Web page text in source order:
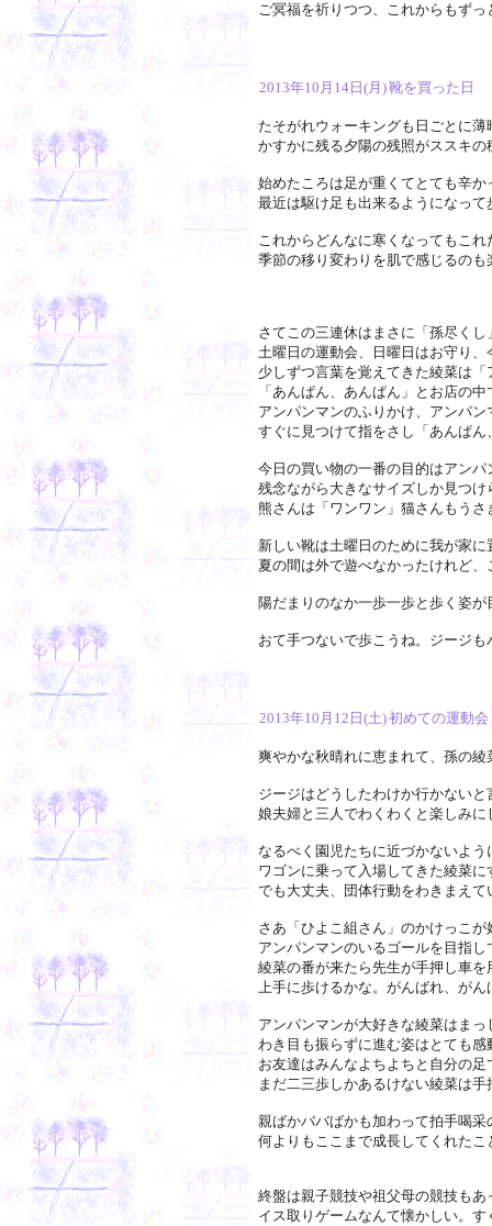
ご冥福を祈りつつ、これからもず
2013年10月14日(月)靴を買った日
たそがれウォーキングも日ごとに
かすかに残る夕陽の残照がススキ
始めたころは足が重くてとても辛か
最近は駆け足も出来るようになっ
これからどんなに寒くなってもこ
季節の移り変わりを肌で感じるの
さてこの三連休はまさに「孫尽くし
土曜日の運動会、日曜日はお守り
少しずつ言葉を覚えてきた綾菜は
「あんぱん、あんぱん」とお店の
アンパンマンのふりかけ、アンパ
すぐに見つけて指をさし「あんぱ
今日の買い物の一番の目的はアン
残念ながら大きなサイズしか見つ
熊さんは「ワンワン」猫さんもう
新しい靴は土曜日のために我が家
夏の間は外で遊べなかったけれど
陽だまりのなか一歩一歩と歩く姿が
おて手つないで歩こうね。ジージ
2013年10月12日(土)初めての運動会
爽やかな秋晴れに恵まれて、孫の
ジージはどうしたわけか行かない
娘夫婦と三人でわくわくと楽しみ
なるべく園児たちに近づかないよ
ワゴンに乗って入場してきた綾菜
でも大丈夫、団体行動をわきまえ
さあ「ひよこ組さん」のかけっこが
アンパンマンのいるゴールを目指
綾菜の番が来たら先生が手押し車を
上手に歩けるかな。がんばれ、が
アンパンマンが大好きな綾菜はま
わき目も振らずに進む姿はとても
お友達はみんなよちよちと自分の
まだ二三歩しかあるけない綾菜は
親ばかババばかも加わって拍手喝
何よりもここまで成長してくれた
終盤は親子競技や祖父母の競技も
イス取りゲームなんて懐かしい。